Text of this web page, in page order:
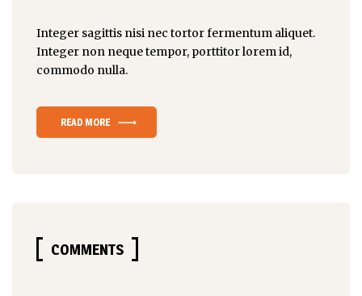
Integer sagittis nisi nec tortor fermentum aliquet.
Integer non neque tempor, porttitor lorem id,
commodo nulla.
READ MORE
COMMENTS